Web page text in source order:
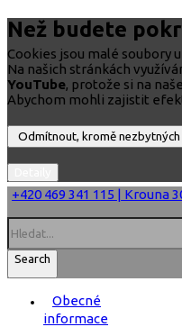
Než budete
Cookies jsou malé soubory
Na našich stránkách
YouTube, protože si na
Abychom mohli zajistit
+420 469 341 115 | Krouna
Search
Obecné
informace